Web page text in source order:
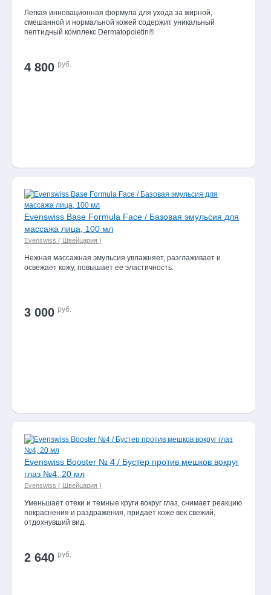
руками
ногами
для
Эпиляция
парафинотерапия
Ароматерапия
Косметика
наборы
Товар
Vefer Bio Aloe
Saponetta Maxi /
Классическая
ортопедическая
подушка с экстрактом
алоэ вера, эффектом
памяти и
Легкая инновационная формула для ухода за жирной,
смешанной и нормальной кожей содержит уникальный
пептидный комплекс Dermatopoietin®
4 800 руб.
Evenswiss Base Formula Face / Базовая эмульсия для
массажа лица, 100 мл
Evenswiss ( Швейцария )
Нежная массажная эмульсия увлажняет, разглаживает и
освежает кожу, повышает ее эластичность.
3 000 руб.
Evenswiss Booster № 4 / Бустер против мешков вокруг
глаз №4, 20 мл
Evenswiss ( Швейцария )
Уменьшает отеки и темные круги вокруг глаз, снимает реакцию
покраснения и раздражения, придает коже век свежий,
отдохнувший вид.
2 640 руб.